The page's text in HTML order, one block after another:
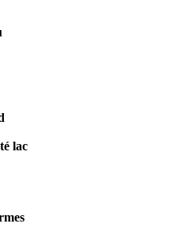
lac